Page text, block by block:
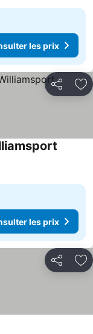
les prix
Partager
les prix
les prix
Partager